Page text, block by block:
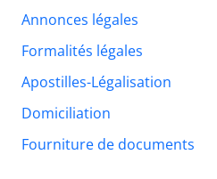
Annonces légales
Formalités légales
Apostilles-Légalisation
Domiciliation
Fourniture de documents